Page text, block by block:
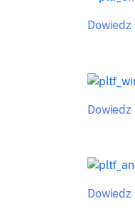
Dowiedz
Dowiedz